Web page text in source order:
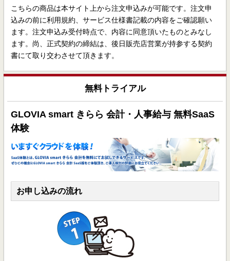
こちらの商品は本サイト上から注文申込みが可能です。注文申
込みの前に利用規約、サービス仕様書記載の内容をご確認願い
ます。注文申込み受付時点で、内容に同意頂いたものとみなし
ます。尚、正式契約の締結は、後日販売店営業が持参する契約
書にて取り交わさせて頂きます。
無料トライアル
GLOVIA smart きらら 会計・人事給与 無料SaaS
体験
お申し込みの流れ